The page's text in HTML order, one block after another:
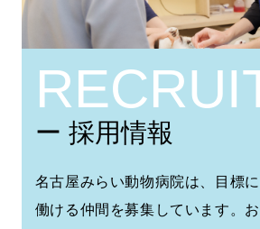
ー 採用情報
名古屋みらい動物病院は、目標
働ける仲間を募集しています。